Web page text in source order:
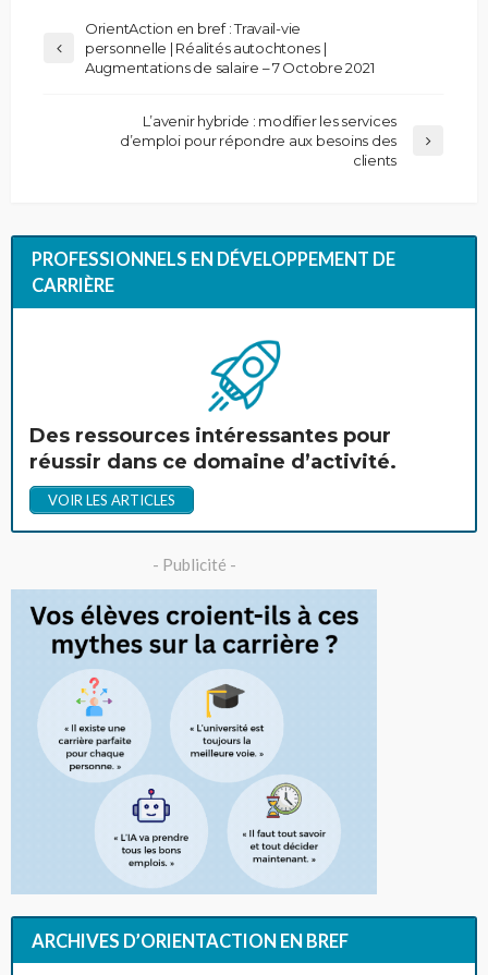
OrientAction en bref : Travail-vie
personnelle | Réalités autochtones |
Augmentations de salaire – 7 Octobre 2021
L’avenir hybride : modifier les services
d’emploi pour répondre aux besoins des
clients
PROFESSIONNELS EN DÉVELOPPEMENT DE
CARRIÈRE
Des ressources intéressantes pour
réussir dans ce domaine d’activité.
VOIR LES ARTICLES
- Publicité -
ARCHIVES D’ORIENTACTION EN BREF